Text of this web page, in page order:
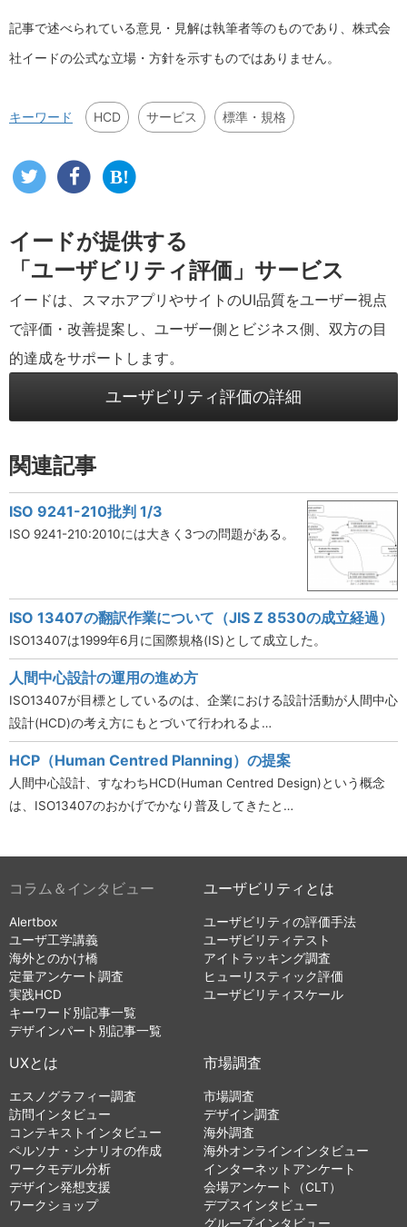
記事で述べられている意見・見解は執筆者等のものであり、株式会
社イードの公式な立場・方針を示すものではありません。
キーワード HCD サービス 標準・規格
イードが提供する
「ユーザビリティ評価」サービス
イードは、スマホアプリやサイトのUI品質をユーザー視点
で評価・改善提案し、ユーザー側とビジネス側、双方の目
的達成をサポートします。
ユーザビリティ評価の詳細
関連記事
ISO 9241-210批判 1/3
ISO 9241-210:2010には大きく3つの問題がある。
ISO 13407の翻訳作業について（JIS Z 8530の成立経過）
ISO13407は1999年6月に国際規格(IS)として成立した。
人間中心設計の運用の進め方
ISO13407が目標としているのは、企業における設計活動が人間中心
設計(HCD)の考え方にもとづいて行われるよ…
HCP（Human Centred Planning）の提案
人間中心設計、すなわちHCD(Human Centred Design)という概念
は、ISO13407のおかげでかなり普及してきたと…
コラム＆インタビュー
Alertbox
ユーザ工学講義
海外とのかけ橋
定量アンケート調査
実践HCD
キーワード別記事一覧
デザインパート別記事一覧
ユーザビリティとは
ユーザビリティの評価手法
ユーザビリティテスト
アイトラッキング調査
ヒューリスティック評価
ユーザビリティスケール
UXとは
エスノグラフィー調査
訪問インタビュー
コンテキストインタビュー
ペルソナ・シナリオの作成
ワークモデル分析
デザイン発想支援
ワークショップ
市場調査
市場調査
デザイン調査
海外調査
海外オンラインインタビュー
インターネットアンケート
会場アンケート（CLT）
デプスインタビュー
グループインタビュー